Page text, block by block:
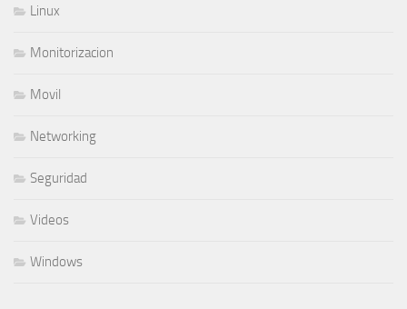
Linux
Monitorizacion
Movil
Networking
Seguridad
Videos
Windows